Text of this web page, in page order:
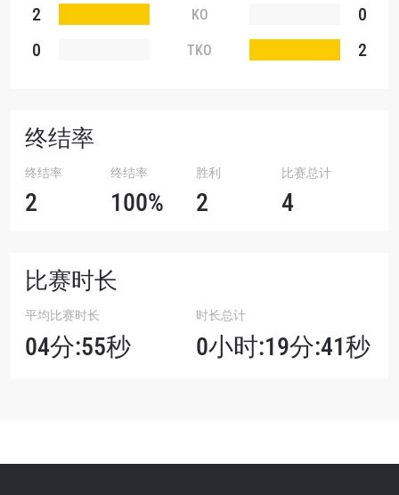
2 KO
0
0
TKO 2
终结率
终结率
2
终结率
100%
胜利
2
比赛总计
4
比赛时长
平均比赛时长
04分:55秒
时长总计
0小时:19分:41秒
您可以随时取消订阅这些信息。